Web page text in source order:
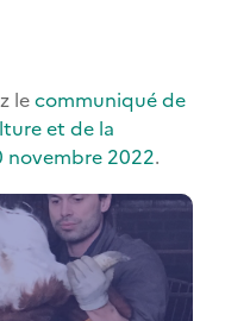
lecommuniqué de
et de la
novembre 2022.